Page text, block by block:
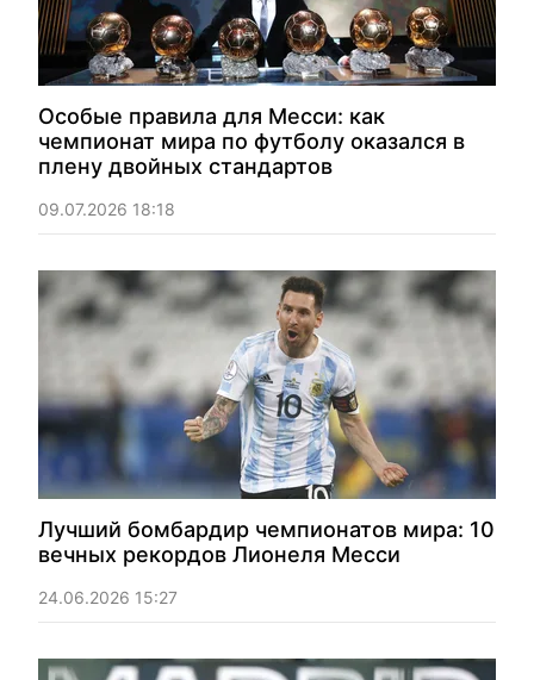
Особые правила для Месси: как
чемпионат мира по футболу оказался в
плену двойных стандартов
09.07.2026 18:18
Лучший бомбардир чемпионатов мира: 10
вечных рекордов Лионеля Месси
24.06.2026 15:27